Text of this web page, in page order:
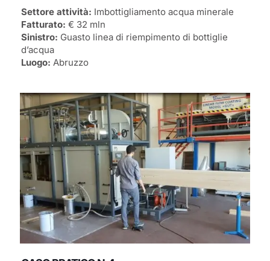
Settore attività: Imbottigliamento acqua minerale
Fatturato: € 32 mln
Sinistro: Guasto linea di riempimento di bottiglie
d’acqua
Luogo: Abruzzo